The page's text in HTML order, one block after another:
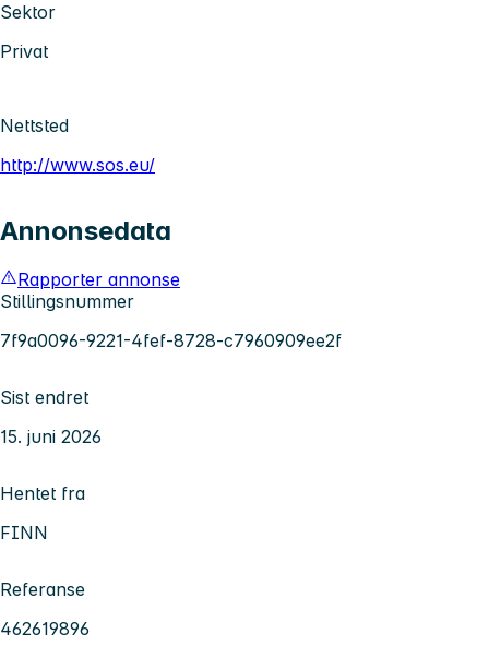
Sektor
Privat
Nettsted
http://www.sos.eu/
Annonsedata
Rapporter annonse
Stillingsnummer
7f9a0096-9221-4fef-8728-c7960909ee2f
Sist endret
15. juni 2026
Hentet fra
FINN
Referanse
462619896